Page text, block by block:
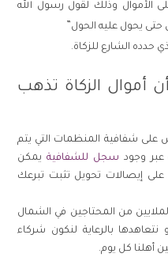
الأموال وذلك لقول رسول الله
حتى يحول عليه الحول”
حدده الشارع للزكاة.
أموال الزكاة تذهب
شفافية المنظمات التي يتم
وجود سجل للشفافية يمكن
على إيصالات تحويل تثبت تبرعك
من المحتاجين في الشمال
بالرعاية لنكون شركاء
أهلنا كل يوم.